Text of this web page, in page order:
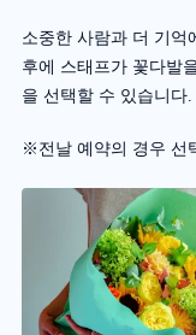
소중한 사람과 더 기억
후에 스태프가 꽃다발
을 선택할 수 있습니다.
※전날 예약의 경우 선